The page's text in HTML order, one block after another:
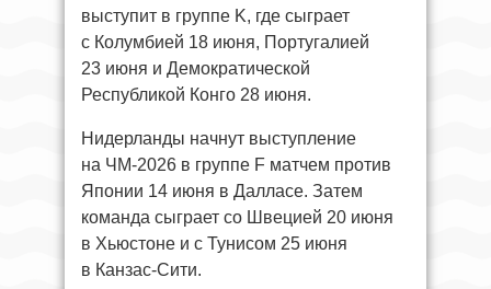
выступит в группе K, где сыграет
с Колумбией 18 июня, Португалией
23 июня и Демократической
Республикой Конго 28 июня.
Нидерланды начнут выступление
на ЧМ-2026 в группе F матчем против
Японии 14 июня в Далласе. Затем
команда сыграет со Швецией 20 июня
в Хьюстоне и с Тунисом 25 июня
в Канзас-Сити.